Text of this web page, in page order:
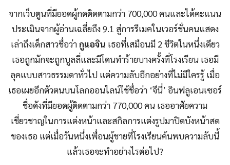
จากเว็บตูนที่มียอดผู้กดติดตามกว่า 700,000 คนและได้คะแนน
ประเมินจากผู้อ่านเฉลี่ยถึง 9.1 สู่การรีเมคในเวอร์ชั่นคนแสดง
เล่าถึงเด็กสาวชื่อว่ากูแอจิน เธอที่เสมือนมี 2 ชีวิตในหนึ่งเดียว
เธอถูกมักจะถูกบูลลี่และมีโดนทำร้ายบางครั้งที่โรงเรียน เธอมี
ลุคแบบสาวธรรมดาทั่วไป แต่ความลับอีกอย่างที่ไม่มีใครรู้ เมื่อ
เธอเผยอีกตัวตนบนโลกออนไลน์ใช้ชื่อว่า ‘จีนี่’ อินฟลูเอนเซอร์
ชื่อดังที่มียอดผู้ติดตามกว่า 770,000 คน เธออาศัยความ
เชี่ยวชาญในการแต่งหน้าและสกิลการแต่งรูปมาปิดบังหน้าสด
ของเธอ แต่เมื่อวันหนึ่งเพื่อนผู้ชายที่โรงเรียนค้นพบความลับนี้
แล้วเธอจะทำอย่างไรต่อไป?